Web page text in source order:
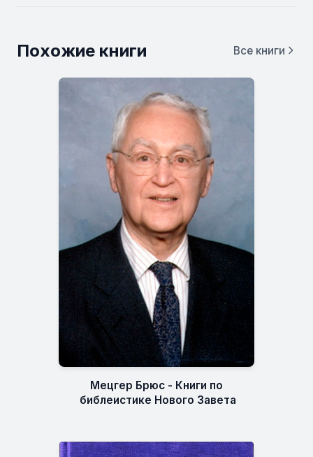
Похожие книги Все книги
Мецгер Брюс - Книги по
библеистике Нового Завета